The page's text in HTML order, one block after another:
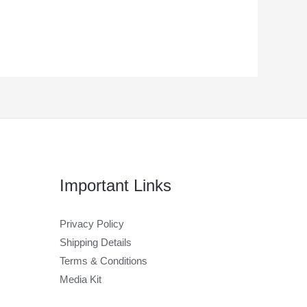
Important Links
Privacy Policy
Shipping Details
Terms & Conditions
Media Kit